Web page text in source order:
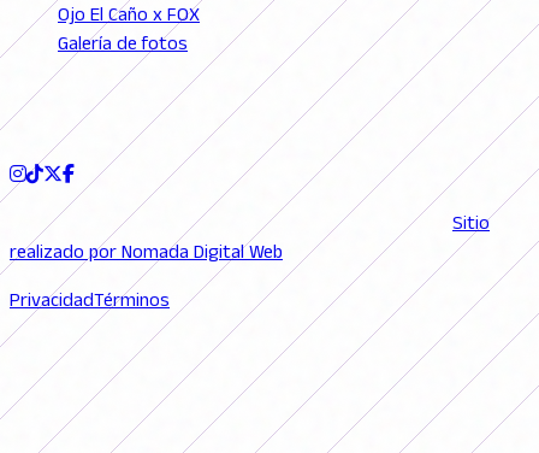
Ojo El Caño x FOX
Galería de fotos
Podcast
SEGUINOS
© 2026 FutFemGol. Todos los derechos reservados. | Sitio
realizado por Nomada Digital Web
PrivacidadTérminos